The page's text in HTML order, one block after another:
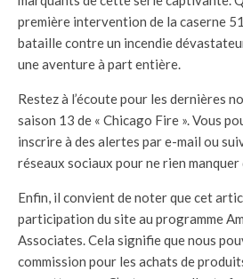
première intervention de la caserne
bataille contre un incendie
une aventure à part entière.
Restez à l’écoute pour les dernières
saison 13 de « Chicago Fire ». Vous
inscrire à des alertes par e-mail ou
réseaux sociaux pour ne rien manquer
Enfin, il convient de noter que cet
participation du site au programme
Associates. Cela signifie que nous
commission pour les achats de